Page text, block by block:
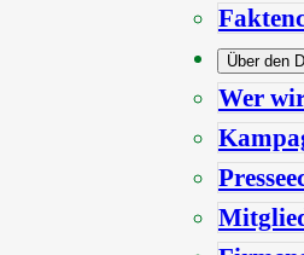
Über den
Wer